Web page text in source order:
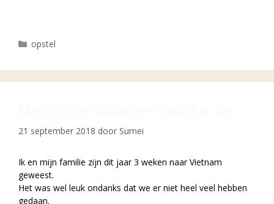
Categorieën
opstel
21 september 2018 door Sumei
Ik en mijn familie zijn dit jaar 3 weken naar Vietnam
geweest.
Het was wel leuk ondanks dat we er niet heel veel hebben
gedaan.